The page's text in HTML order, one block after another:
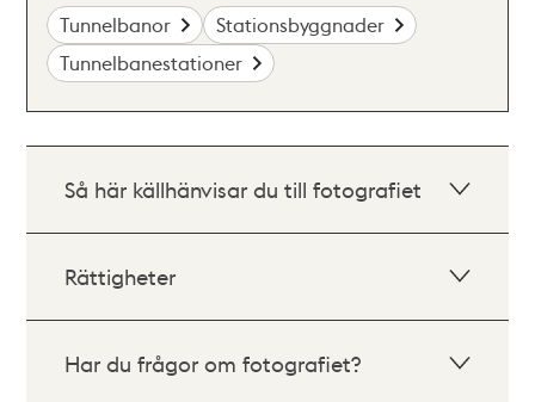
Tunnelbanor
Stationsbyggnader
Tunnelbanestationer
Så här källhänvisar du till fotografiet
Rättigheter
Har du frågor om fotografiet?